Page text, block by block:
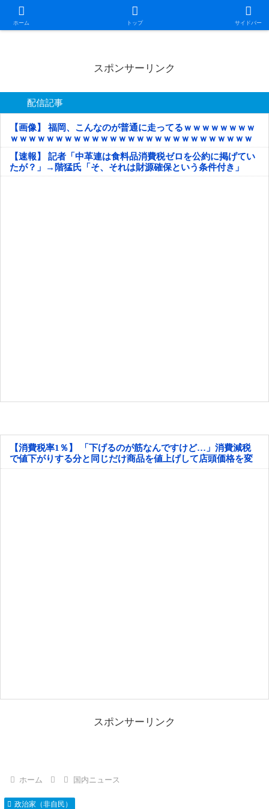
ホーム トップ サイドバー
日本第一！ニュース録
スポンサーリンク
配信記事
【画像】 福岡、こんなのが普通に走ってるｗｗｗｗｗｗｗｗ
ｗｗｗｗｗｗｗｗｗｗｗｗｗｗｗｗｗｗｗｗｗｗｗｗｗｗｗ
ｗｗｗｗｗ
【速報】 記者「中革連は食料品消費税ゼロを公約に掲げてい
たが？」→階猛氏「そ、それは財源確保という条件付き」
【消費税率1％】 「下げるのが筋なんですけど…」消費減税
で値下がりする分と同じだけ商品を値上げして店頭価格を変
えない店も
スポンサーリンク
ホーム 国内ニュース
政治家（非自民）